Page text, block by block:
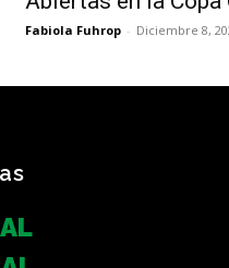
Fabiola Fuhrop - Diciembre 8,